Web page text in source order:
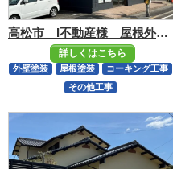
高松市 I不動産様 屋根外壁も手塗りで元通り
詳しくはこちら
外壁塗装 屋根塗装
コーキング工事
その他工事